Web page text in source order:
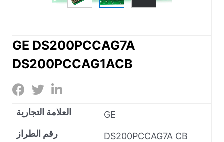
GE DS200PCCAG7A
DS200PCCAG1ACB
العلامة التجارية
GE
رقم الطراز
DS200PCCAG7A CB